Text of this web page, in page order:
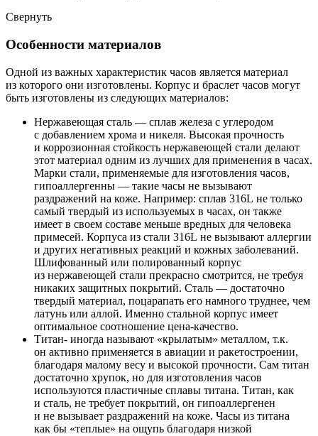
Свернуть
Особенности материалов
Одной из важных характеристик часов является материал
из которого они изготовлены. Корпус и браслет часов могут
быть изготовлены из следующих материалов:
Нержавеющая сталь — сплав железа с углеродом
с добавлением хрома и никеля. Высокая прочность
и коррозионная стойкость нержавеющей стали делают
этот материал одним из лучших для применения в часах.
Марки стали, применяемые для изготовления часов,
гипоаллергенны — такие часы не вызывают
раздражений на коже. Например: сплав 316L не только
самый твердый из используемых в часах, он также
имеет в своем составе меньше вредных для человека
примесей. Корпуса из стали 316L не вызывают аллергии
и других негативных реакций и кожных заболеваний.
Шлифованный или полированный корпус
из нержавеющей стали прекрасно смотрится, не требуя
никаких защитных покрытий. Сталь — достаточно
твердый материал, поцарапать его намного труднее, чем
латунь или аллой. Именно стальной корпус имеет
оптимальное соотношение цена-качество.
Титан- иногда называют «крылатым» металлом, т.к.
он активно применяется в авиации и ракетостроении,
благодаря малому весу и высокой прочности. Сам титан
достаточно хрупок, но для изготовления часов
используются пластичные сплавы титана. Титан, как
и сталь, не требует покрытий, он гипоаллергенен
и не вызывает раздражений на коже. Часы из титана
как бы «теплые» на ощупь благодаря низкой